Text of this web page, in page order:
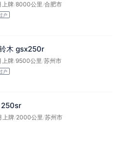
上牌/8000公里/合肥市
户
木 gsx250r
上牌/9500公里/苏州市
户
250sr
上牌/2000公里 /苏州市